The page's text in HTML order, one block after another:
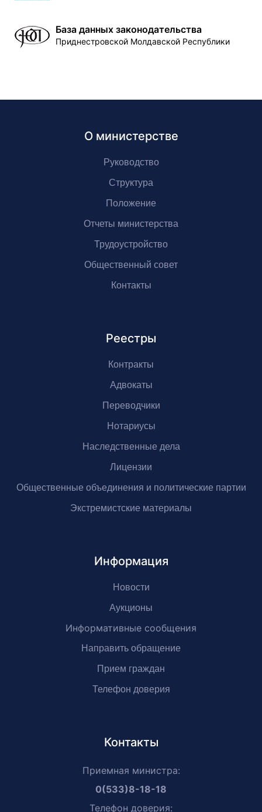
База данных законодательства
Приднестровской Молдавской Республики
О министерстве
Руководство
Структура
Положение
Отчеты министерства
Трудоустройство
Общественный совет
Контакты
Реестры
Контракты
Адвокаты
Переводчики
Нотариусы
Наследственные дела
Лицензии
Общественные объединения и политические партии
Экстремистские материалы
Информация
Новости
Аукционы
Информативные сообщения
Направить обращение
Прием граждан
Телефон доверия
Контакты
Приемная министра:
0(533)8-18-18
Телефон доверия: